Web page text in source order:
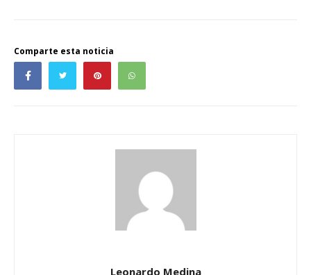
Comparte esta noticia
Leonardo Medina